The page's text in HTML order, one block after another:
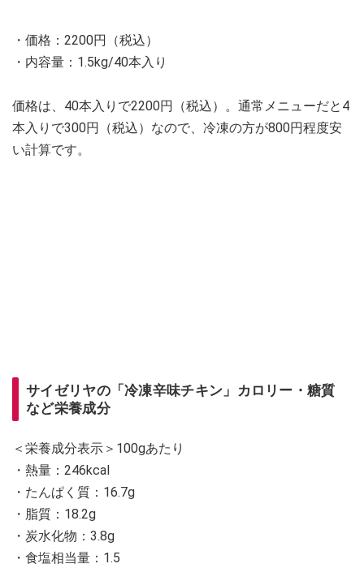
・価格：2200円（税込）
・内容量：1.5kg/40本入り
価格は、40本入りで2200円（税込）。通常メニューだと4
本入りで300円（税込）なので、冷凍の方が800円程度安
い計算です。
サイゼリヤの「冷凍辛味チキン」カロリー・糖質
など栄養成分
＜栄養成分表示＞100gあたり
・熱量：246kcal
・たんぱく質：16.7g
・脂質：18.2g
・炭水化物：3.8g
・食塩相当量：1.5